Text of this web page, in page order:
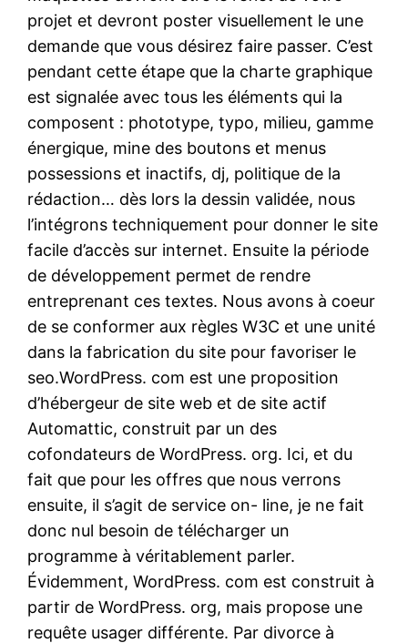
projet et devront poster visuellement le une
demande que vous désirez faire passer. C’est
pendant cette étape que la charte graphique
est signalée avec tous les éléments qui la
composent : phototype, typo, milieu, gamme
énergique, mine des boutons et menus
possessions et inactifs, dj, politique de la
rédaction… dès lors la dessin validée, nous
l’intégrons techniquement pour donner le site
facile d’accès sur internet. Ensuite la période
de développement permet de rendre
entreprenant ces textes. Nous avons à coeur
de se conformer aux règles W3C et une unité
dans la fabrication du site pour favoriser le
seo.WordPress. com est une proposition
d’hébergeur de site web et de site actif
Automattic, construit par un des
cofondateurs de WordPress. org. Ici, et du
fait que pour les offres que nous verrons
ensuite, il s’agit de service on- line, je ne fait
donc nul besoin de télécharger un
programme à véritablement parler.
Évidemment, WordPress. com est construit à
partir de WordPress. org, mais propose une
requête usager différente. Par divorce à